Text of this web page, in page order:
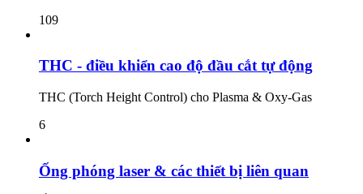
109
THC - điều khiển cao độ đầu cắt tự động
THC (Torch Height Control) cho Plasma & Oxy-Gas
6
Ống phóng laser & các thiết bị liên quan